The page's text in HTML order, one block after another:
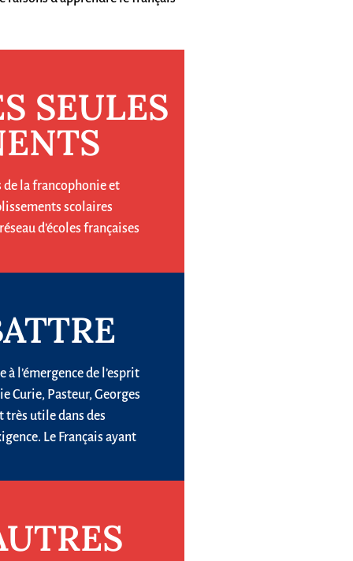
SEULES
de la francophonie et
scolaires
d’écoles françaises
l’émergence de l’esprit
Curie, Pasteur, Georges
très utile dans des
Le Français ayant